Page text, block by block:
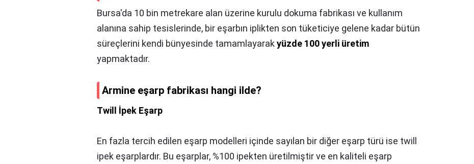
Bursa'da 10 bin metrekare alan üzerine kurulu dokuma fabrikası ve kullanım
alanına sahip tesislerinde, bir eşarbın iplikten son tüketiciye gelene kadar bütün
süreçlerini kendi bünyesinde tamamlayarakyüzde 100 yerli üretim
yapmaktadır.
Armine eşarp fabrikası hangi ilde?
Twill İpek Eşarp
En fazla tercih edilen eşarp modelleri içinde sayılan bir diğer eşarp türü ise twill
ipek eşarplardır. Bu eşarplar, %100 ipekten üretilmiştir ve en kaliteli eşarp